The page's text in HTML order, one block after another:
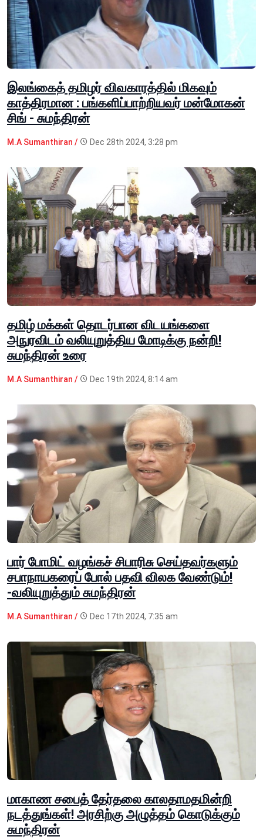
இலங்கைத் தமிழர் விவகாரத்தில் மிகவும்
காத்திரமான : பங்களிப்பாற்றியவர் மன்மோகன்
சிங் - சுமந்திரன்
M.A Sumanthiran / Dec 28th 2024, 3:28 pm
தமிழ் மக்கள் தொடர்பான விடயங்களை
அநுரவிடம் வலியுறுத்திய மோடிக்கு நன்றி!
சுமந்திரன் உரை
M.A Sumanthiran / Dec 19th 2024, 8:14 am
பார் போமிட் வழங்கச் சிபாரிசு செய்தவர்களும்
சபாநாயகரைப் போல் பதவி விலக வேண்டும்!
-வலியுறுத்தும் சுமந்திரன்
M.A Sumanthiran / Dec 17th 2024, 7:35 am
மாகாண சபைத் தேர்தலை காலதாமதமின்றி
நடத்துங்கள்! அரசிற்கு அழுத்தம் கொடுக்கும்
சுமந்திரன்